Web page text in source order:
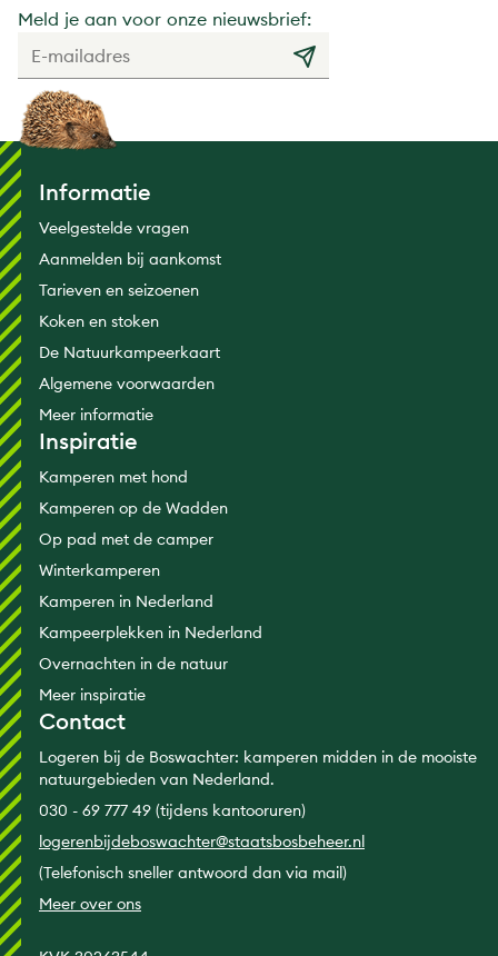
Meld je aan voor onze nieuwsbrief:
Informatie
Veelgestelde vragen
Aanmelden bij aankomst
Tarieven en seizoenen
Koken en stoken
De Natuurkampeerkaart
Algemene voorwaarden
Meer informatie
Inspiratie
Kamperen met hond
Kamperen op de Wadden
Op pad met de camper
Winterkamperen
Kamperen in Nederland
Kampeerplekken in Nederland
Overnachten in de natuur
Meer inspiratie
Contact
Logeren bij de Boswachter: kamperen midden in de mooiste
natuurgebieden van Nederland.
030 - 69 777 49 (tijdens kantooruren)
logerenbijdeboswachter@staatsbosbeheer.nl
(Telefonisch sneller antwoord dan via mail)
Meer over ons